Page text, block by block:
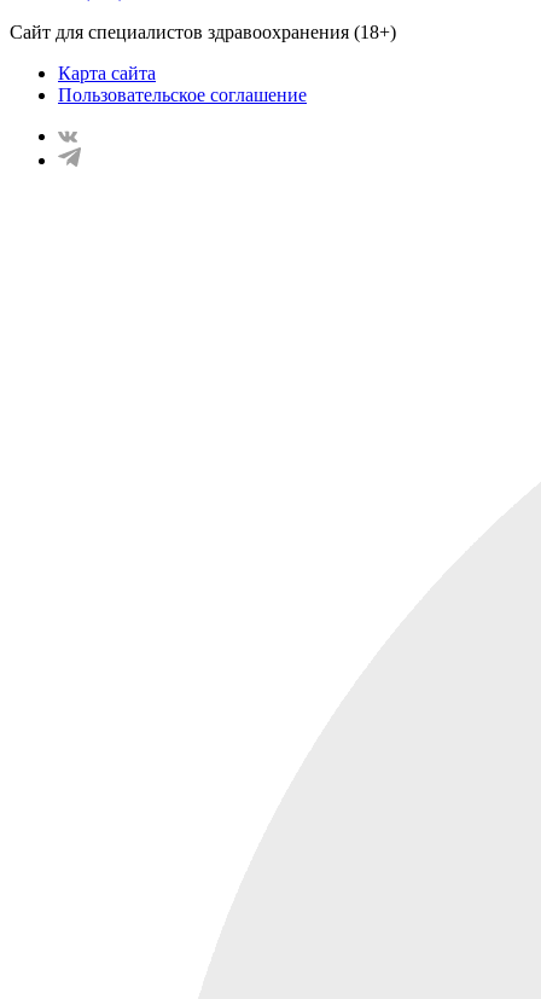
Сайт для специалистов здравоохранения (18+)
Карта сайта
Пользовательское соглашение